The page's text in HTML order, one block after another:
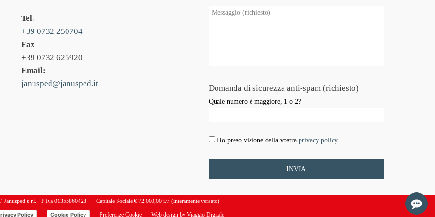
Tel.
+39 0732 250704
Fax
+39 0732 625920
Email:
janusped@janusped.it
Domanda di sicurezza anti-spam (richiesto)
Quale numero è maggiore, 1 o 2?
Ho preso visione della vostraprivacy policy
Janusped s.r.l. - P.Iva 01355860428
Capitale Sociale € 72.000,00 i.v. (interamente versato)
Policy
Cookie Policy Preferenze Cookie Web design by Viaggio Digitale